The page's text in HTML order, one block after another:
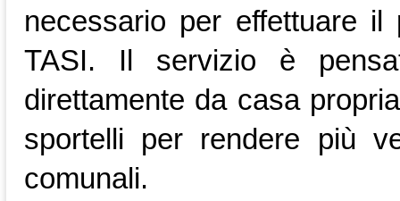
necessario per effettuare
TASI. Il servizio è
direttamente da casa
sportelli per rendere più
comunali.